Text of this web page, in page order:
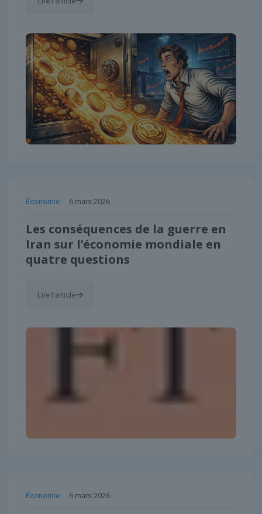
Économie 6 mars 2026
Les conséquences de la guerre en
Iran sur l’économie mondiale en
quatre questions
Lire l'article
Économie 6 mars 2026